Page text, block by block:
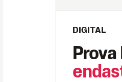
DIGITAL
Prova